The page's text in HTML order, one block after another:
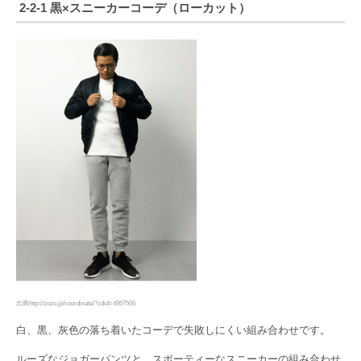
2-2-1 黒×スニーカーコーデ（ローカット）
出典http://zozo.jp/coordinate/?cdid=4957506
白、黒、灰色の落ち着いたコーデで失敗しにくい組み合わせです。